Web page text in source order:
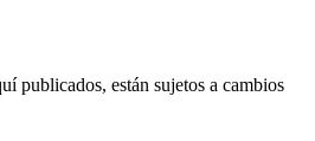
publicados, están sujetos a cambios